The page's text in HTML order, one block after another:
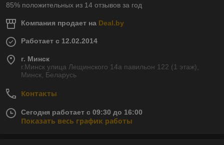
85% положительных из 14 отзывов за год
Компания продает на Deal.by
Работает с 12.02.2014
г. Минск
г.Минск улица Лещинского 14а павильон 122 (1 этаж),
Минск, Беларусь
Контакты
Сегодня работает с 09:30 до 16:00
Показать весь график работы